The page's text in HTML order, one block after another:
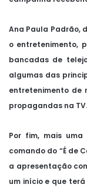
Ana Paula Padrão,
o entretenimento,
bancadas de
algumas das
entretenimento de
propagandas na TV.
Por fim, mais
comando do “É de
a apresentação
um início e que